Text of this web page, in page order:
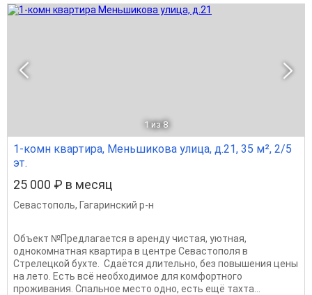
1 из 8
1-комн квартира, Меньшикова улица, д.21, 35 м², 2/5
эт.
25 000 ₽ в месяц
Севастополь, Гагаринский р-н
Объект №Предлагается в аренду чистая, уютная,
однокомнатная квартира в центре Севастополя в
Стрелецкой бухте. Сдаётся длительно, без повышения цены
на лето. Есть всё необходимое для комфортного
проживания. Спальное место одно, есть ещё тахта...